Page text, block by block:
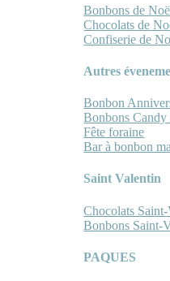
Bonbons de
Chocolats de
Confiserie de
Autres
Bonbon
Bonbons Candy
Fête foraine
Bar à bonbon
Saint Valentin
Chocolats
Bonbons Saint-
PAQUES